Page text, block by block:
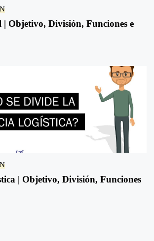
| Objetivo, División, Funciones e
| Objetivo, División, Funciones